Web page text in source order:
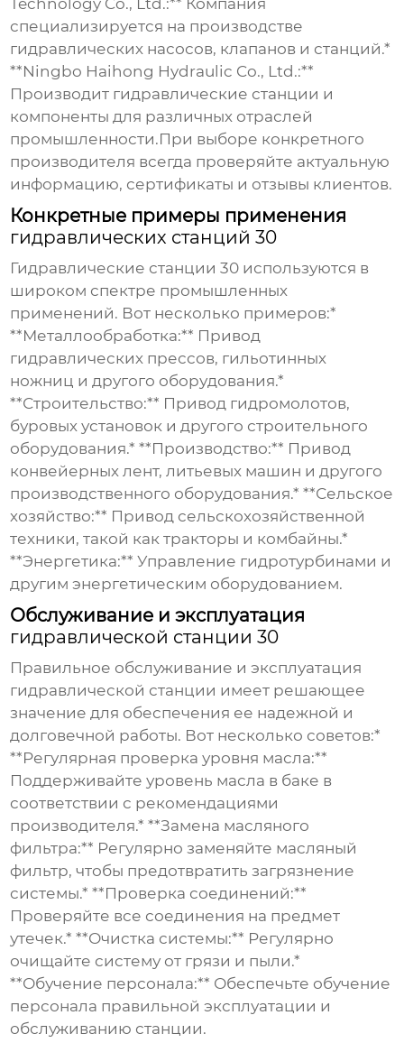
Technology Co., Ltd.:** Компания
специализируется на производстве
гидравлических насосов, клапанов и станций.*
**Ningbo Haihong Hydraulic Co., Ltd.:**
Производит гидравлические станции и
компоненты для различных отраслей
промышленности.При выборе конкретного
производителя всегда проверяйте актуальную
информацию, сертификаты и отзывы клиентов.
Конкретные примеры применения
гидравлических станций 30
Гидравлические станции 30 используются в
широком спектре промышленных
применений. Вот несколько примеров:*
**Металлообработка:** Привод
гидравлических прессов, гильотинных
ножниц и другого оборудования.*
**Строительство:** Привод гидромолотов,
буровых установок и другого строительного
оборудования.* **Производство:** Привод
конвейерных лент, литьевых машин и другого
производственного оборудования.* **Сельское
хозяйство:** Привод сельскохозяйственной
техники, такой как тракторы и комбайны.*
**Энергетика:** Управление гидротурбинами и
другим энергетическим оборудованием.
Обслуживание и эксплуатация
гидравлической станции 30
Правильное обслуживание и эксплуатация
гидравлической станции имеет решающее
значение для обеспечения ее надежной и
долговечной работы. Вот несколько советов:*
**Регулярная проверка уровня масла:**
Поддерживайте уровень масла в баке в
соответствии с рекомендациями
производителя.* **Замена масляного
фильтра:** Регулярно заменяйте масляный
фильтр, чтобы предотвратить загрязнение
системы.* **Проверка соединений:**
Проверяйте все соединения на предмет
утечек.* **Очистка системы:** Регулярно
очищайте систему от грязи и пыли.*
**Обучение персонала:** Обеспечьте обучение
персонала правильной эксплуатации и
обслуживанию станции.